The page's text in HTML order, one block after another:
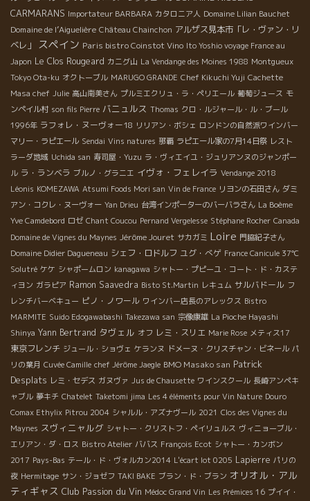
CARMARANS Importateur BARBARA カタロニア人 Domaine Lilian Bauchet
Domaine de l’Aiguelière Château Chainchon アルザス見本市「レ・ヴァン・リ
ベレ」
スペイン Paris bistro Coinstot Vino Ito Yoshio voyage France au
Japon Le Clos Rougeard カニグ山 La Vendange des Moines 1988 Montgueux
Tokyo Ota-ku オクトーブル MARUGO GRANDE Chef Kikuchi Yuji Cachette
Masa chef Julie 高山南美さん プルミエクリュ・ラ・ペリエール 葡萄ジュース モ
ンペイル村 son fils Pierre バニュルス Thomas クロ・ルジャール・ル・ブール
1996年 ラフォレ・ヌーヴォー18 リリアン・ボシェ ロンドンの自然派ワインバー
マリー・ラピエール Sendai Vins natures 那覇 ラピエール家の7月14日祭 レスト
ラーダ地域 Uchida san 寿司屋・Yuzu ラ・ヴィエイユ・ジュリアンヌのジャンポー
ル ラ・ランベラ ブルノ・グラニエ イヴォ・フェレイラ Vendange 2018
Léonis KOMEZAWA Atsumi Foods Mori san Vin de France リヨンの石田さん ダミ
アン・コクレ・ヌーヴォー Yan Drieu 台湾インポーターのバーバラさん La Boème
Yve Camdebord ロゼ Chant Coucou Pernand Vergelesse Stéphane Rocher Canada
Domaine de Vignes du Maynes Jérôme Jouret サカガミ Loire 門脇紀子さん
Domaine Didier Dagueneau シェフ・ロドルフ ユグ・べゲ France Canicule 37℃
Solutré ケケ シャポームロン kanagawa シャトー・プピーユ・コート・ド・カステ
ィヨン ガラピア Ramon Saavedra Bisto St.Martin レキュム サルバドール フ
レンチバーベキュー ピノ・ノワール ワインバー店長のアレックス Bistro
MARMITE Suido Edogawabashi Takezawa san 宗像康雄 La Pioche Hayashi
Shinya Yann Bertrand タヴェル オフ レミ・スリエ Marie Rose メティス17
東京フレンチ ジュール・ショヴェ ケランヌ ドメーヌ・クリスチャン・ビネール パ
リの葉月 Cuvée Camille chef Jérôme Jaegle BMO Masako san Patrick
Desplats レミ・セデス ガヌヴァ Jus de Chausette ワインスクール 長崎アンペキ
ャブル 夢キチ Chatelet Taketomi jima Les 4 éléments pour Vin Nature Douro
Comax Ethylix Pitrou 2004 シャルル・アズナヴール 2021 Clos des Vignes du
Maynes スヴィニャルグ シャトー・クリストフ・ペイリュルス ヴィニョーブル・
エリアン・ダ・ロス Bistro Atelier ババス François Ecot シャトー・カンボン
2017 Pays-Bas テール・ド・ヴォルカン2014 L'écart lot 0205 Lapierre パリの
夜 Hermitage サン・ジョゼフ TAKI BAKE ブラン・ド・ブラン オリオル・アル
ティギャス Club Passion du Vin Médoc Grand Vin Les Prémices 16 プイイ・